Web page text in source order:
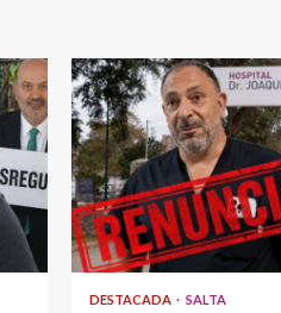
DESTACADA SALTA